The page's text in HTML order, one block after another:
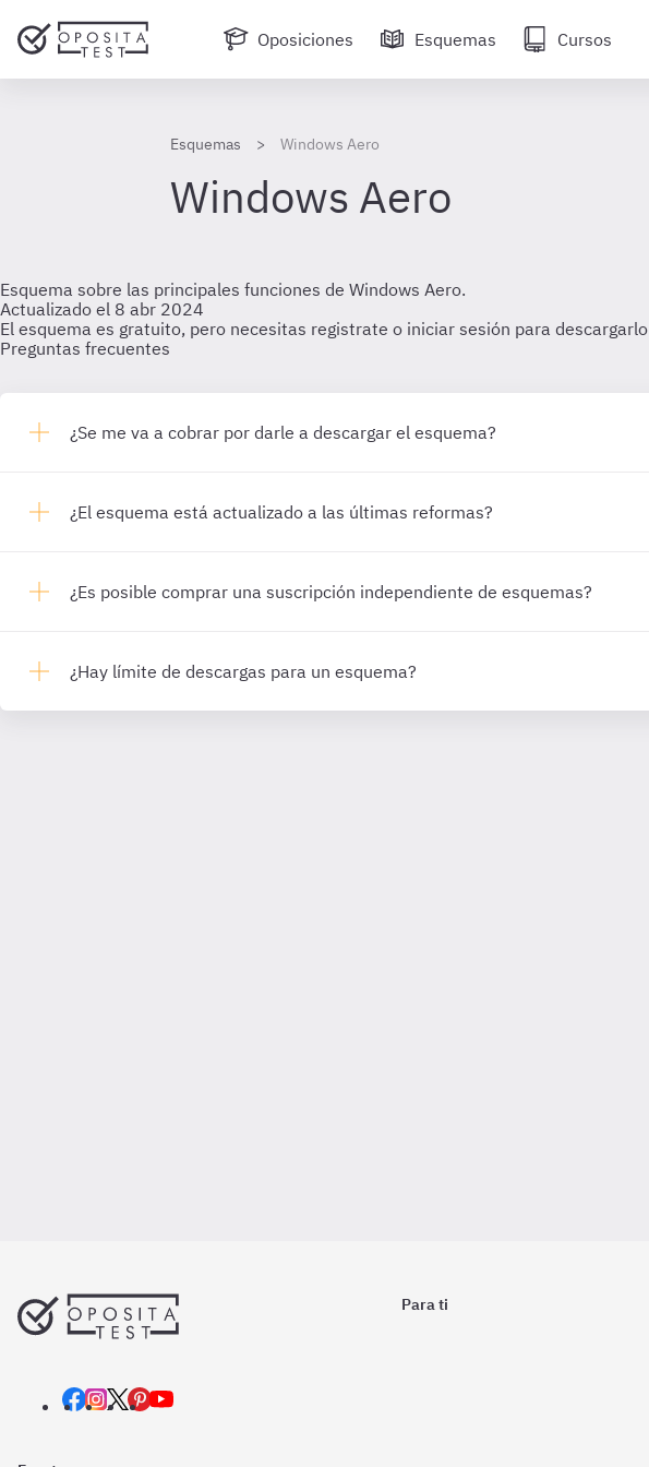
Oposiciones Esquemas Cursos
Esquemas Windows Aero
Windows Aero
Esquema sobre las principales funciones de Windows Aero.
Actualizado el 8 abr 2024
El esquema es gratuito, pero necesitas registrate o iniciar sesión para descargarlo
Preguntas frecuentes
¿Se me va a cobrar por darle a descargar el esquema?
¿El esquema está actualizado a las últimas reformas?
¿Es posible comprar una suscripción independiente de esquemas?
¿Hay límite de descargas para un esquema?
Para ti